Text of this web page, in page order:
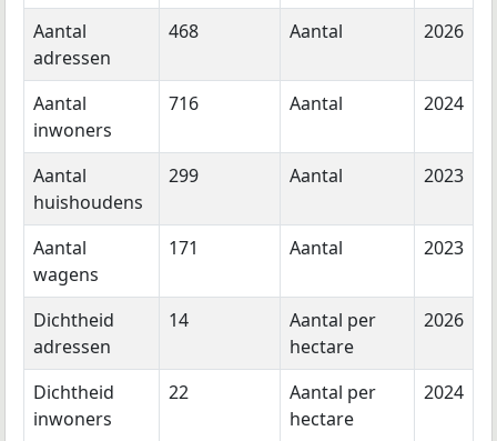
Aantal
adressen
468 Aantal 2026
Aantal
inwoners
716 Aantal 2024
Aantal
huishoudens
299 Aantal 2023
Aantal
wagens
171 Aantal 2023
Dichtheid
adressen
14
Aantal per
hectare
2026
Dichtheid
inwoners
22
Aantal per
hectare
2024